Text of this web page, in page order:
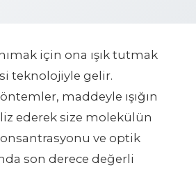
için ona ışık tutmak
teknolojiyle gelir.
maddeyle ışığın
ederek size molekülün
ve optik
son derece değerli